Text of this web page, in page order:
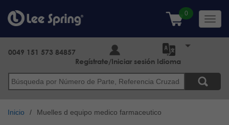
contenido
principal
Buscar
0049 151 573 84857
Regístrate/Iniciar sesiónIdioma
Inicio Muelles d equipo medico farmaceutico